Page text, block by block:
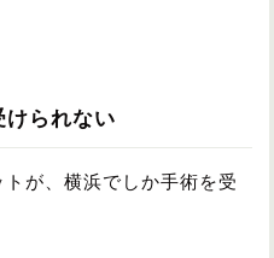
られない
が、横浜でしか手術を受